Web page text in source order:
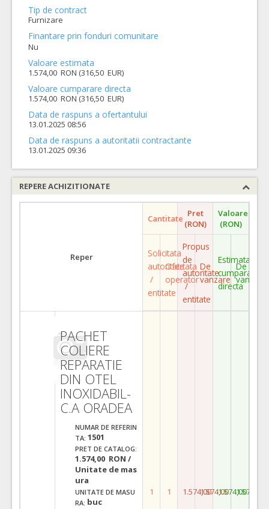
Tip de contract
Furnizare
Finantare prin fonduri comunitare
Nu
Valoare estimata
1.574,00 RON (316,50 EUR)
Valoare cumparare directa
1.574,00 RON (316,50 EUR)
Data de raspuns a ofertantului
13.01.2025 08:56
Data de raspuns a autoritatii contractante
13.01.2025 09:36
REPERE ACHIZITIONATE
Reper
Cantitate Pret
(RON)
Valoare
(RON)
Solicitata
autoritate
/
entitate
Ofertata
operator
Propus
de
autoritate
/
entitate
De
vanzare
Estimata
cumparare
directa
De
vanzare
PACHET
COLIERE
REPARATIE
DIN OTEL
INOXIDABIL-
C.A ORADEA
NUMAR DE REFERIN
TA: 1501
PRET DE CATALOG:
1.574,00 RON /
Unitate de mas
ura
UNITATE DE MASU
RA: buc
1 1 1.574,001.574,001.574,001.574,00